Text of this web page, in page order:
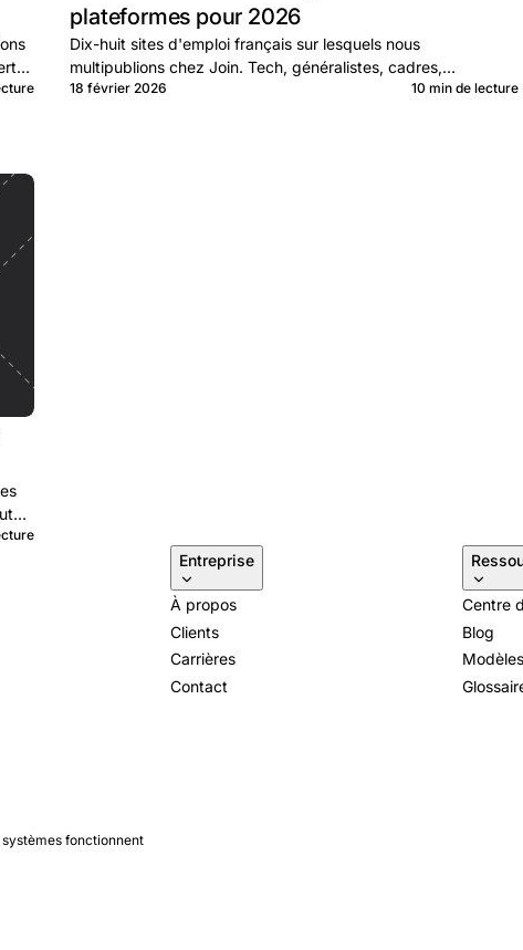
plateformes pour 2026
Dix-huit sites d'emploi français sur lesquels nous
multipublions chez Join. Tech, généralistes, cadres,
sectoriels. À quoi sert chacun et quand les combiner.
18 février 2026 10 min de lecture
Entreprise
À propos
Clients
Carrières
Contact
Centre
Blog
Modèles
systèmes fonctionnent